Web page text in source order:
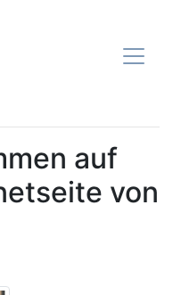
auf
von